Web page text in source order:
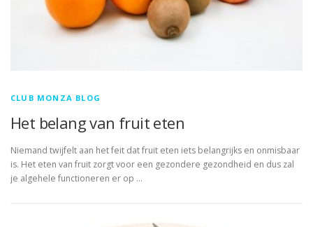
CLUB MONZA BLOG
Het belang van fruit eten
Niemand twijfelt aan het feit dat fruit eten iets belangrijks en onmisbaar
is. Het eten van fruit zorgt voor een gezondere gezondheid en dus zal
je algehele functioneren er op …